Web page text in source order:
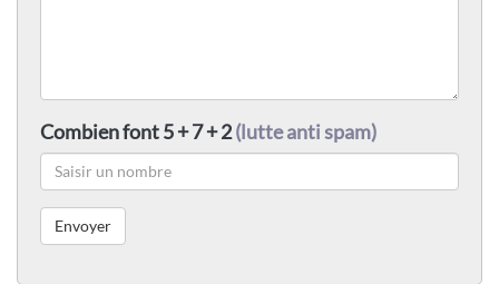
Combien font 5 + 7 + 2(lutte anti spam)